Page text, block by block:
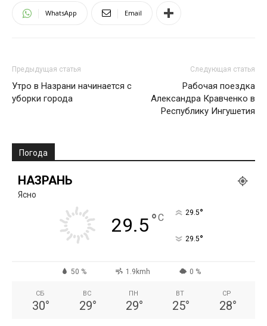
WhatsApp Email
Предыдущая статья
Утро в Назрани начинается с
уборки города
Следующая статья
Рабочая поездка
Александра Кравченко в
Республику Ингушетия
Погода
НАЗРАНЬ
Ясно
29.5°C 29.5°
29.5°
50 % 1.9kmh 0 %
СБ
30°
ВС
29°
ПН
29°
ВТ
25°
СР
28°